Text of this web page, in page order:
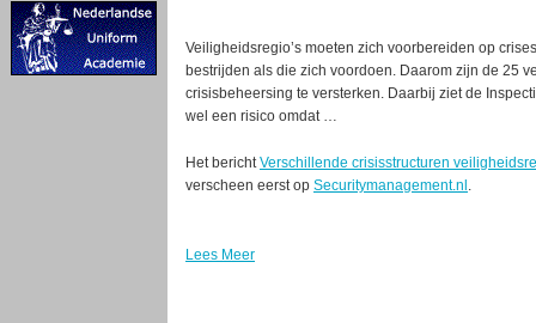
Veiligheidsregio’s moeten zich voorbereiden op
bestrijden als die zich voordoen. Daarom zijn de 25
crisisbeheersing te versterken. Daarbij ziet de
wel een risico omdat …
Het berichtVerschillende crisisstructuren
verscheen eerst op Securitymanagement.nl .
Lees Meer